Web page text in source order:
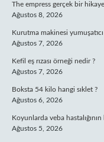
The empress gerçek bir
Ağustos 8, 2026
Kurutma makinesi
Ağustos 7, 2026
Kefil eş rızası örneği nedir ?
Ağustos 7, 2026
Boksta 54 kilo hangi sıklet ?
Ağustos 6, 2026
Koyunlarda veba
Ağustos 5, 2026